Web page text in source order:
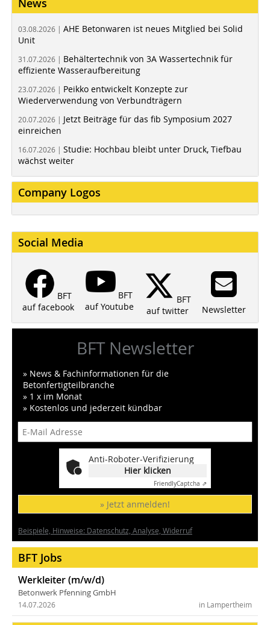
News
03.08.2026 | AHE Betonwaren ist neues Mitglied bei Solid
Unit
31.07.2026 | Behältertechnik von 3A Wassertechnik für
effiziente Wasseraufbereitung
23.07.2026 | Peikko entwickelt Konzepte zur
Wiederverwendung von Verbundträgern
20.07.2026 | Jetzt Beiträge für das fib Symposium 2027
einreichen
16.07.2026 | Studie: Hochbau bleibt unter Druck, Tiefbau
wächst weiter
Company Logos
Social Media
BFT
auf facebook
BFT
auf Youtube
BFT
auf twitter
Newsletter
BFT Newsletter
» News & Fachinformationen für die
Betonfertigteilbranche
» 1 x im Monat
» Kostenlos und jederzeit kündbar
Anti-Roboter-Verifizierung
Hier klicken
FriendlyCaptcha ⇗
» Jetzt anmelden!
Beispiele, Hinweise: Datenschutz, Analyse, Widerruf
BFT Jobs
Werkleiter (m/w/d)
Betonwerk Pfenning GmbH
in Lampertheim
14.07.2026